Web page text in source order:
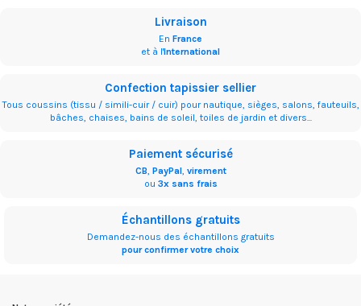
Livraison
En France
et à l'International
Confection tapissier sellier
Tous coussins (tissu / simili-cuir / cuir) pour nautique, sièges, salons, fauteuils,
bâches, chaises, bains de soleil, toiles de jardin et divers...
Paiement sécurisé
CB, PayPal, virement
ou 3x sans frais
Échantillons gratuits
Demandez-nous des échantillons gratuits
pour confirmer votre choix